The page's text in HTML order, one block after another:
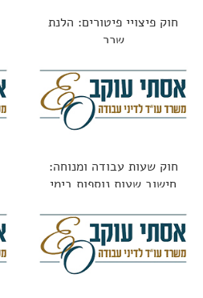
חוק פיצויי פיטורים: הלנת
שכר
חוק שעות עבודה ומנוחה:
חישוב שעות נוספות בימי